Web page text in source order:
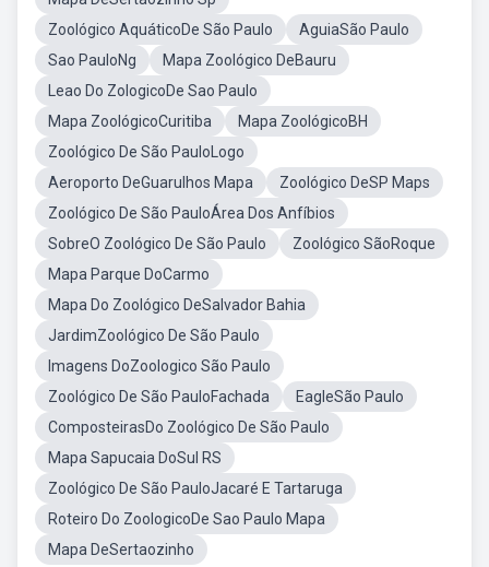
Zoológico AquáticoDe São Paulo
AguiaSão Paulo
Sao PauloNg
Mapa Zoológico DeBauru
Leao Do ZologicoDe Sao Paulo
Mapa ZoológicoCuritiba
Mapa ZoológicoBH
Zoológico De São PauloLogo
Aeroporto DeGuarulhos Mapa
Zoológico DeSP Maps
Zoológico De São PauloÁrea Dos Anfíbios
SobreO Zoológico De São Paulo
Zoológico SãoRoque
Mapa Parque DoCarmo
Mapa Do Zoológico DeSalvador Bahia
JardimZoológico De São Paulo
Imagens DoZoologico São Paulo
Zoológico De São PauloFachada
EagleSão Paulo
ComposteirasDo Zoológico De São Paulo
Mapa Sapucaia DoSul RS
Zoológico De São PauloJacaré E Tartaruga
Roteiro Do ZoologicoDe Sao Paulo Mapa
Mapa DeSertaozinho